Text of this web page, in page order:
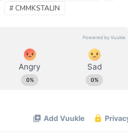
# CMMKSTALIN